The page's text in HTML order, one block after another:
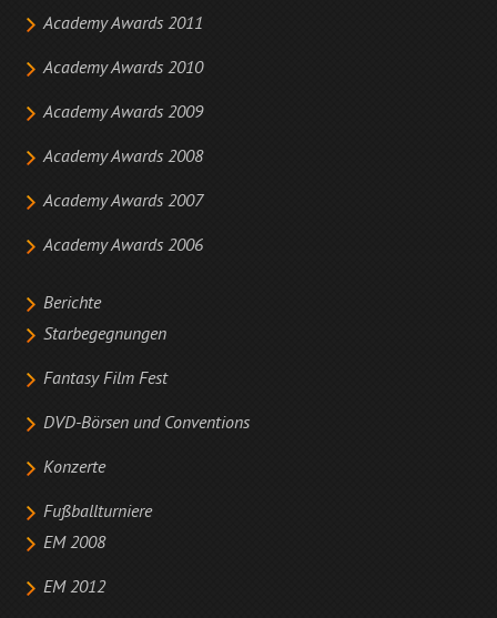
Academy Awards 2011
Academy Awards 2010
Academy Awards 2009
Academy Awards 2008
Academy Awards 2007
Academy Awards 2006
Berichte
Starbegegnungen
Fantasy Film Fest
DVD-Börsen und Conventions
Konzerte
Fußballturniere
EM 2008
EM 2012